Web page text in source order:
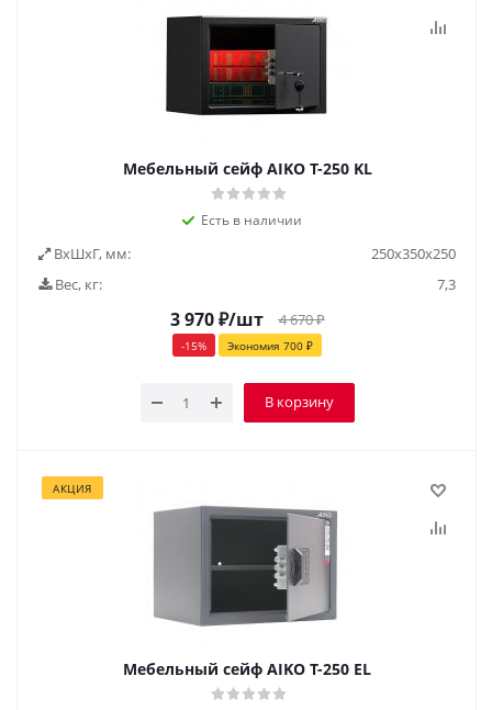
Мебельный сейф AIKO Т-250 KL
Есть в наличии
ВxШxГ, мм:
250х350х250
Вес, кг:
7,3
3 970₽/шт 4 670₽
-15% Экономия 700 ₽
В корзину
АКЦИЯ
Мебельный сейф AIKO Т-250 EL